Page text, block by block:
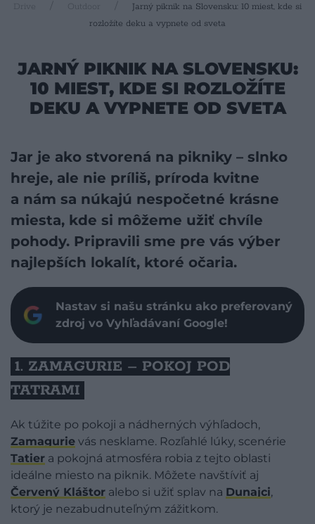
Drive Outdoor
Jarný piknik na Slovensku: 10 miest, kde si
rozložíte deku a vypnete od sveta
JARNÝ PIKNIK NA SLOVENSKU:
10 MIEST, KDE SI ROZLOŽÍTE
DEKU A VYPNETE OD SVETA
Jar je ako stvorená na pikniky – slnko
hreje, ale nie príliš, príroda kvitne
a nám sa núkajú nespočetné krásne
miesta, kde si môžeme užiť chvíle
pohody. Pripravili sme pre vás výber
najlepších lokalít, ktoré očaria.
Nastav si našu stránku ako preferovaný
zdroj vo Vyhľadávaní Google!
1. ZAMAGURIE – POKOJ POD
TATRAMI
Ak túžite po pokoji a nádherných výhľadoch,
Zamagurie vás nesklame. Rozľahlé lúky, scenérie
Tatier a pokojná atmosféra robia z tejto oblasti
ideálne miesto na piknik. Môžete navštíviť aj
Červený Kláštor alebo si užiť splav na Dunajci,
ktorý je nezabudnuteľným zážitkom.